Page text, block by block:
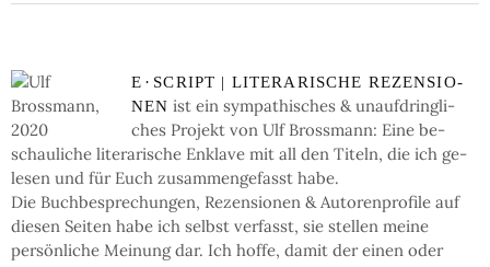
E · SCRIPT | LI­TE­RA­RI­SCHE RE­ZEN­SIO­
NEN ist ein sym­pa­thi­sches & un­auf­dring­li­
ches Pro­jekt von Ulf Bross­mann: Eine be­
schau­li­che li­te­ra­ri­sche En­kla­ve mit all den Ti­teln, die ich ge­
le­sen und für Euch zu­sam­men­ge­fasst habe.
Die Buch­be­spre­chun­gen, Re­zen­sio­nen & Auto­ren­pro­fi­le auf
die­sen Sei­ten ha­be ich selbst ver­fasst, sie stel­len mei­ne
persön­li­che Mei­nung dar. Ich hof­fe, da­mit der einen oder